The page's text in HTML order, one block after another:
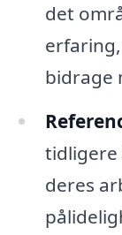
det
bidrage
tidligere
deres